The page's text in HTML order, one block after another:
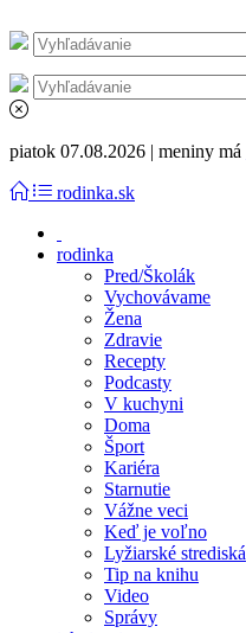
piatok 07.08.2026 | meniny má
rodinka.sk
rodinka
Pred/Školák
Vychovávame
Žena
Zdravie
Recepty
Podcasty
V kuchyni
Doma
Šport
Kariéra
Starnutie
Vážne veci
Keď je voľno
Lyžiarské strediská
Tip na knihu
Video
Správy